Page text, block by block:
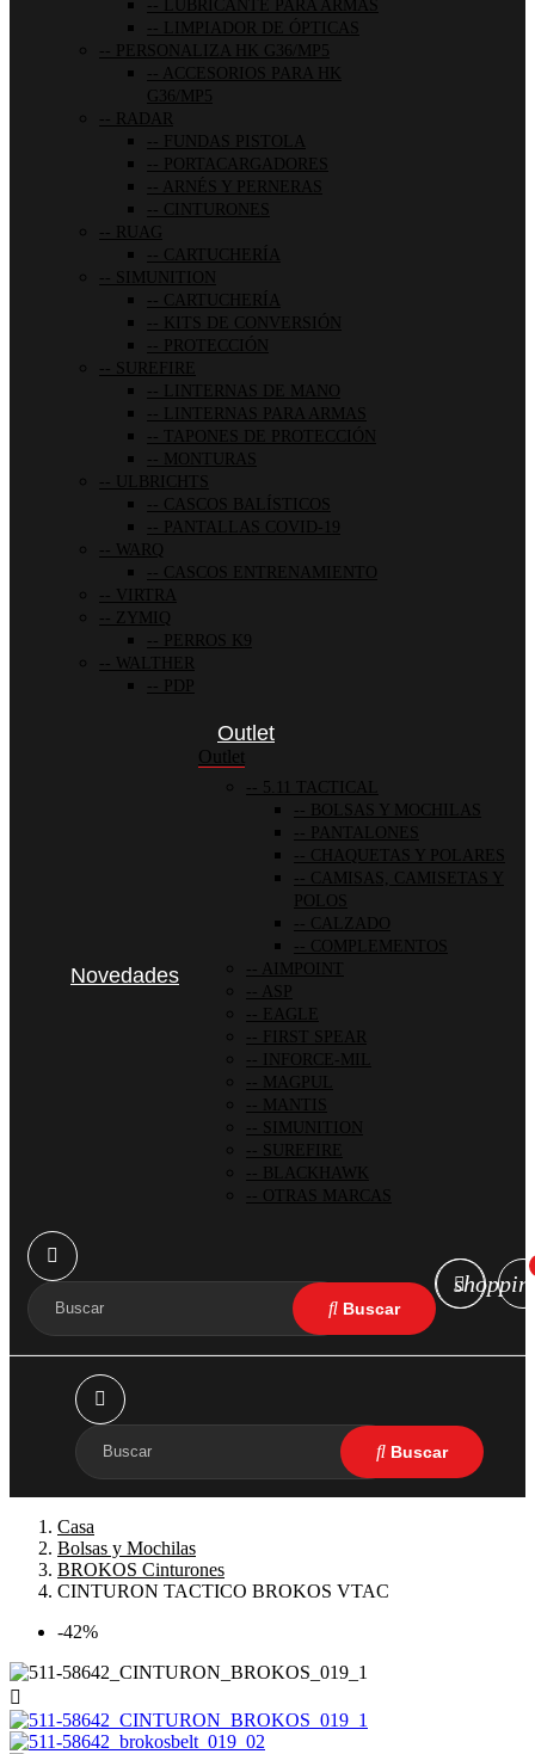
LUBRICANTE PARA ARMAS
LIMPIADOR DE ÓPTICAS
PERSONALIZA HK G36/MP5
ACCESORIOS PARA HK
G36/MP5
RADAR
FUNDAS PISTOLA
PORTACARGADORES
ARNÉS Y PERNERAS
CINTURONES
RUAG
CARTUCHERÍA
SIMUNITION
CARTUCHERÍA
KITS DE CONVERSIÓN
PROTECCIÓN
SUREFIRE
LINTERNAS DE MANO
LINTERNAS PARA ARMAS
TAPONES DE PROTECCIÓN
MONTURAS
ULBRICHTS
CASCOS BALÍSTICOS
PANTALLAS COVID-19
WARQ
CASCOS ENTRENAMIENTO
VIRTRA
ZYMIQ
PERROS K9
WALTHER
PDP
Novedades
Outlet
Outlet
5.11 TACTICAL
BOLSAS Y MOCHILAS
PANTALONES
CHAQUETAS Y POLARES
CAMISAS, CAMISETAS Y
POLOS
CALZADO
COMPLEMENTOS
AIMPOINT
ASP
EAGLE
FIRST SPEAR
INFORCE-MIL
MAGPUL
MANTIS
SIMUNITION
SUREFIRE
BLACKHAWK
OTRAS MARCAS
Casa
Bolsas y Mochilas
BROKOS Cinturones
CINTURON TACTICO BROKOS VTAC
-42%
